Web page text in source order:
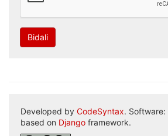
Bidali
Developed by CodeSyntax. Software:
based on Django framework.